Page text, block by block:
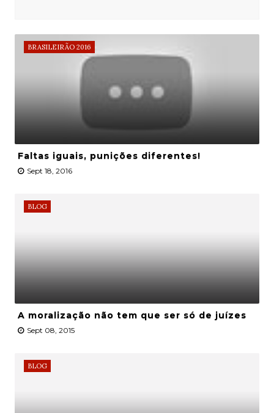
BRASILEIRÃO 2016
Faltas iguais, punições diferentes!
Sept 18, 2016
BLOG
A moralização não tem que ser só de juízes
Sept 08, 2015
BLOG